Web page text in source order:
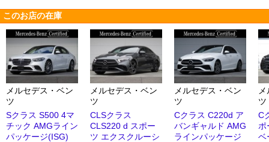
このお店の在庫
メルセデス・ベン
ツ
Sクラス S500 4マ
チック AMGライン
パッケージ(ISG)
メルセデス・ベン
ツ
CLSクラス
CLS220 d スポー
ツ エクスクルーシ
メルセデス・ベン
ツ
Cクラス C220d ア
バンギャルド AMG
ラインパッケージ
ツ
C
ポ
ベ